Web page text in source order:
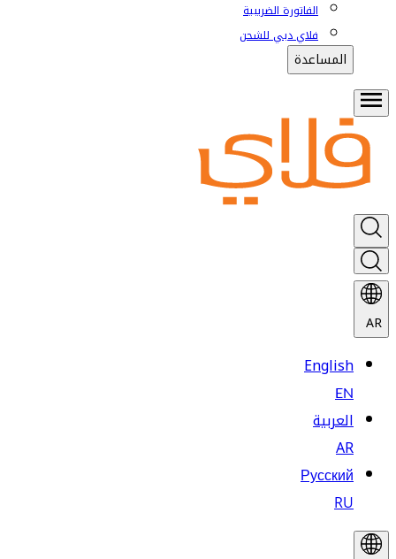
الفاتورة الضريبية
فلاي دبي للشحن
المساعدة
AR
English
EN
العربية
AR
Русский
RU